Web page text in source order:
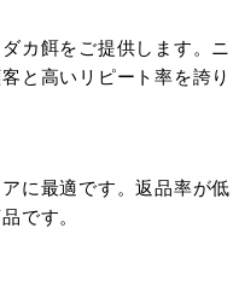
カ餌をご提供します。ニ
と高いリピート率を誇り
に最適です。返品率が低
です。